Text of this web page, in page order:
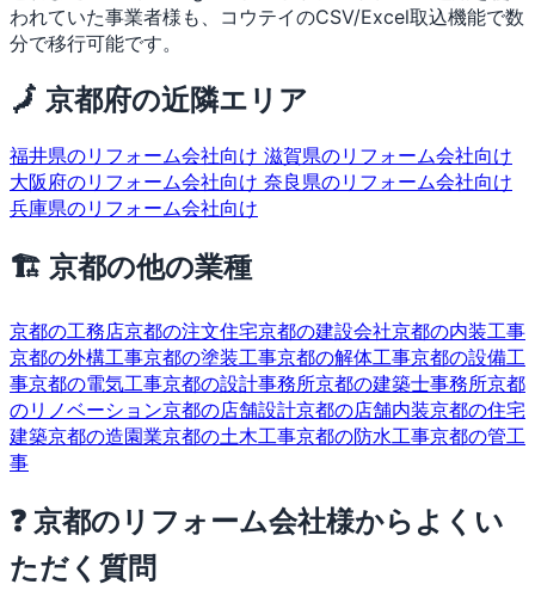
われていた事業者様も、コウテイのCSV/Excel取込機能で数
分で移行可能です。
🗾 京都府の近隣エリア
福井県のリフォーム会社向け 滋賀県のリフォーム会社向け
大阪府のリフォーム会社向け 奈良県のリフォーム会社向け
兵庫県のリフォーム会社向け
🏗 京都の他の業種
京都の工務店京都の注文住宅京都の建設会社京都の内装工事
京都の外構工事京都の塗装工事京都の解体工事京都の設備工
事京都の電気工事京都の設計事務所京都の建築士事務所京都
のリノベーション京都の店舗設計京都の店舗内装京都の住宅
建築京都の造園業京都の土木工事京都の防水工事京都の管工
事
❓ 京都のリフォーム会社様からよくい
ただく質問